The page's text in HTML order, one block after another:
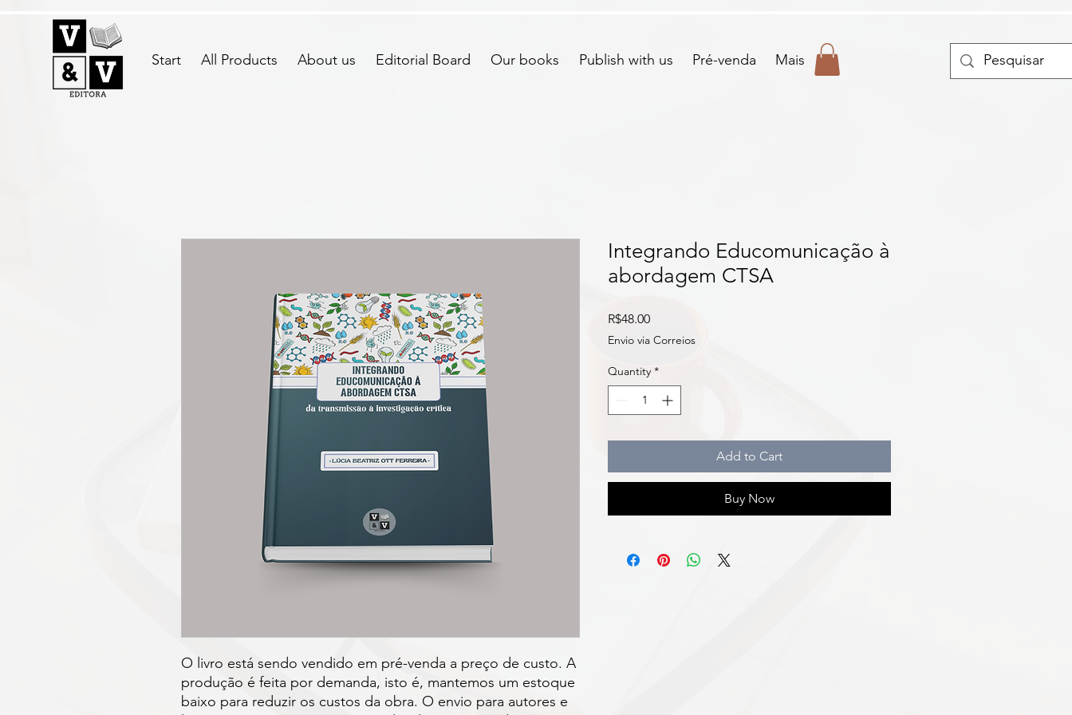
Start All Products About us Editorial Board Our books Publish with us Pré-venda Mais
O livro está sendo vendido em pré-venda a preço de custo. A
produção é feita por demanda, isto é, mantemos um estoque
baixo para reduzir os custos da obra. O envio para autores e
Integrando Educomunicação à
abordagem CTSA
R$48.00Price
Envio via Correios
Quantity *
Add to Cart
Buy Now